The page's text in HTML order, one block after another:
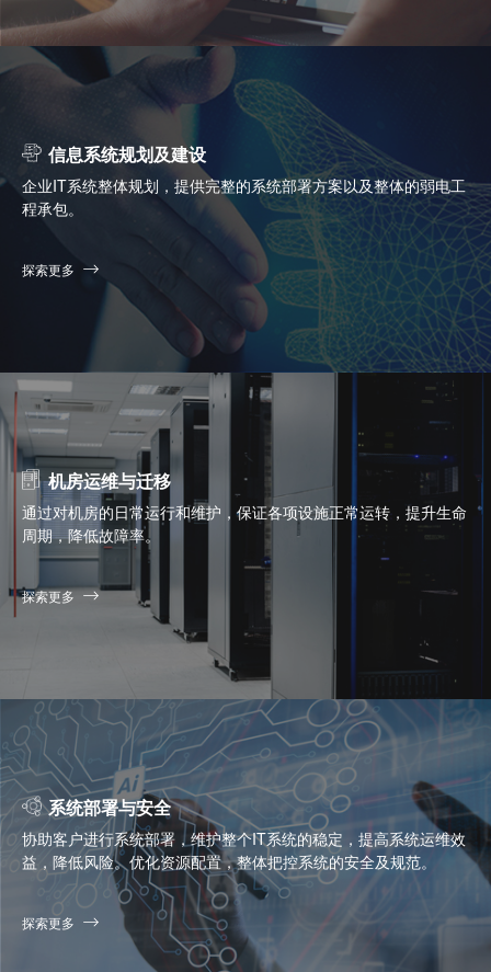
信息系统规划及建设
企业IT系统整体规划，提供完整的系统部署方案以及整体的弱电工
程承包。
探索更多
机房运维与迁移
通过对机房的日常运行和维护，保证各项设施正常运转，提升生命
周期，降低故障率。
探索更多
系统部署与安全
协助客户进行系统部署，维护整个IT系统的稳定，提高系统运维效
益，降低风险。优化资源配置，整体把控系统的安全及规范。
探索更多